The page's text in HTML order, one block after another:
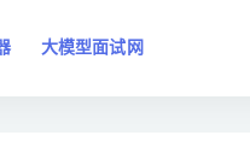
大模型面试网